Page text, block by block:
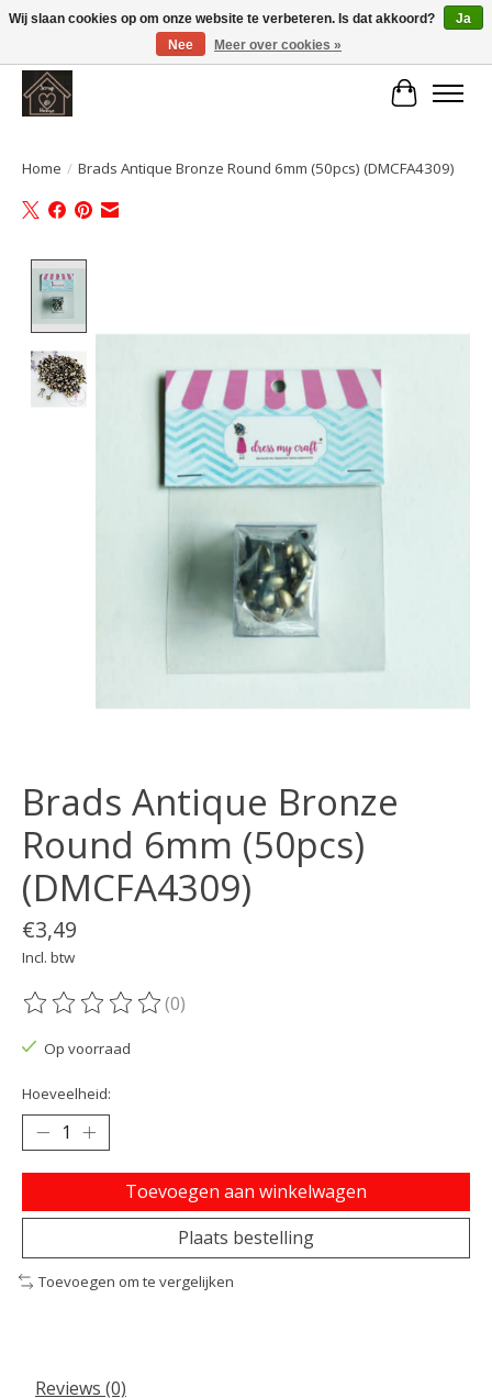
Large selection of products and fast shipping!
Home / Brads Antique Bronze Round 6mm (50pcs) (DMCFA4309)
Brads Antique Bronze
Round 6mm (50pcs)
(DMCFA4309)
€3,49
Incl. btw
De beoordeling van dit product is
(0)
Op voorraad
Hoeveelheid:
Toevoegen aan winkelwagen
Plaats bestelling
Toevoegen om te vergelijken
Reviews (0)
Wij slaan cookies op om onze website te verbeteren. Is dat akkoord?
Ja
Nee
Meer over cookies »